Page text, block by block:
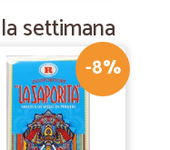
settimana
-8%